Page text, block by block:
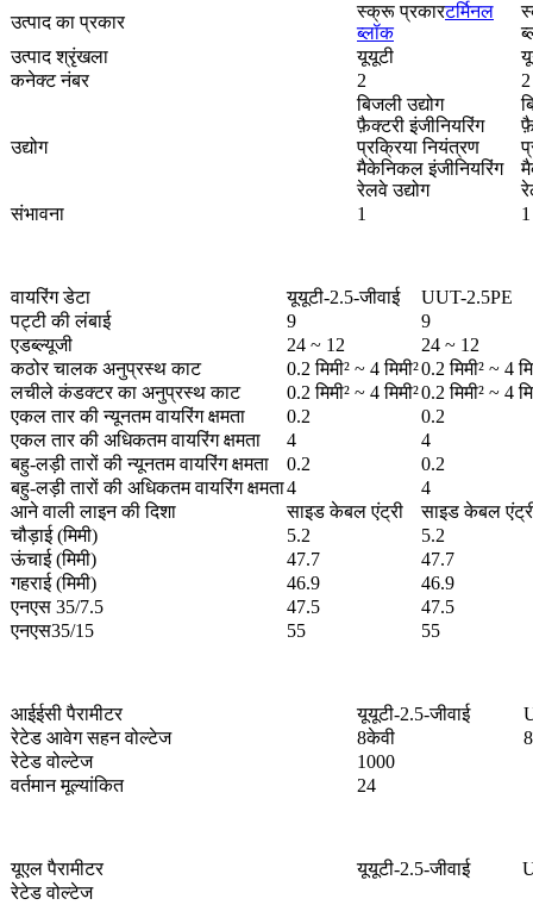
उत्पाद का प्रकार
स्क्रू प्रकारटर्मिनल
ब्लॉक
उत्पाद श्रृंखला
यूयूटी
कनेक्ट नंबर
2 2
उद्योग
बिजली उद्योग
फ़ैक्टरी इंजीनियरिंग
प्रक्रिया नियंत्रण
मैकेनिकल इंजीनियरिंग
रेलवे उद्योग
संभावना
1 1
वायरिंग डेटा यूयूटी-2.5-जीवाई
UUT-2.5PE
पट्टी की लंबाई
9
9
एडब्ल्यूजी
24 ~ 12
24 ~ 12
कठोर चालक अनुप्रस्थ काट
0.2 मिमी² ~ 4 मिमी²0.2 मिमी² ~ 4
लचीले कंडक्टर का अनुप्रस्थ काट
0.2 मिमी² ~ 4 मिमी²0.2 मिमी² ~ 4
एकल तार की न्यूनतम वायरिंग क्षमता
0.2
0.2
एकल तार की अधिकतम वायरिंग क्षमता
4
4
बहु-लड़ी तारों की न्यूनतम वायरिंग क्षमता
0.2
0.2
बहु-लड़ी तारों की अधिकतम वायरिंग क्षमता4
4
आने वाली लाइन की दिशा
साइड केबल एंट्री
साइड केबल
चौड़ाई (मिमी)
5.2
5.2
ऊंचाई (मिमी)
47.7
47.7
गहराई (मिमी)
46.9
46.9
एनएस 35/7.5
47.5
47.5
एनएस35/15
55 55
आईईसी पैरामीटर यूयूटी-2.5-जीवाई
रेटेड आवेग सहन वोल्टेज
8केवी
रेटेड वोल्टेज
1000
वर्तमान मूल्यांकित
24
यूएल पैरामीटर यूयूटी-2.5-जीवाई
रेटेड वोल्टेज